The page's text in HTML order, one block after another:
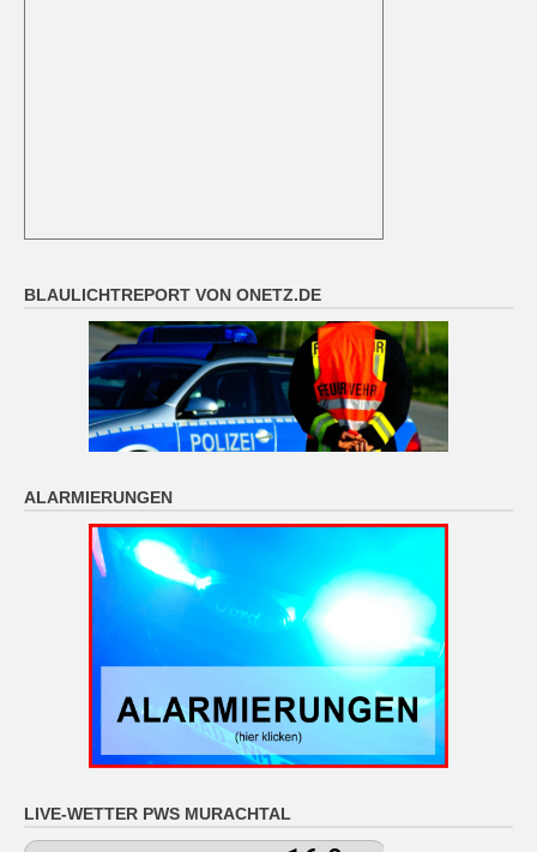
BLAULICHTREPORT VON ONETZ.DE
ALARMIERUNGEN
LIVE-WETTER PWS MURACHTAL